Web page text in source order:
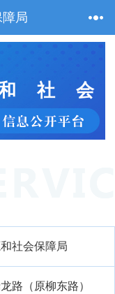
局
社会
社会保障局
路（原柳东路）